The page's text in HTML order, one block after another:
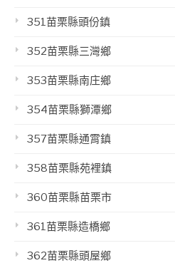
351苗栗縣頭份鎮
352苗栗縣三灣鄉
353苗栗縣南庄鄉
354苗栗縣獅潭鄉
357苗栗縣通霄鎮
358苗栗縣苑裡鎮
360苗栗縣苗栗市
361苗栗縣造橋鄉
362苗栗縣頭屋鄉